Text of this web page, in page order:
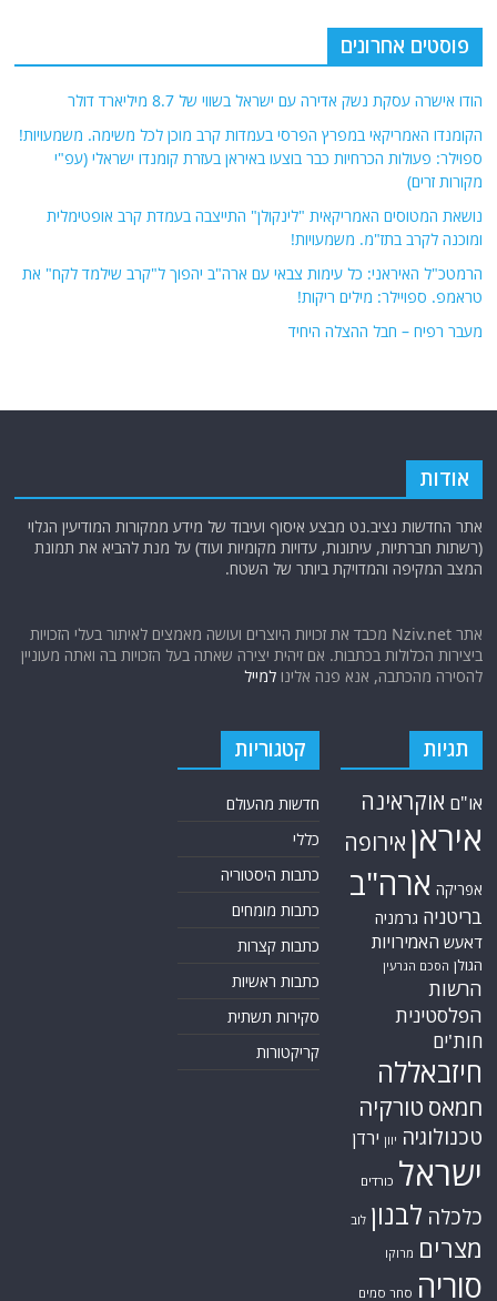
פוסטים אחרונים
הודו אישרה עסקת נשק אדירה עם ישראל בשווי של 8.7 מיליארד דולר
הקומנדו האמריקאי במפרץ הפרסי בעמדות קרב מוכן לכל משימה. משמעויות!
ספוילר: פעולות הכרחיות כבר בוצעו באיראן בעזרת קומנדו ישראלי (עפ"י
מקורות זרים)
נושאת המטוסים האמריקאית "לינקולן" התייצבה בעמדת קרב אופטימלית
ומוכנה לקרב בתז"מ. משמעויות!
הרמטכ"ל האיראני: כל עימות צבאי עם ארה"ב יהפוך ל"קרב שילמד לקח" את
טראמפ. ספויילר: מילים ריקות!
מעבר רפיח – חבל ההצלה היחיד
אודות
אתר החדשות נציב.נט מבצע איסוף ועיבוד של מידע ממקורות המודיעין הגלוי
(רשתות חברתיות, עיתונות, עדויות מקומיות ועוד) על מנת להביא את תמונת
המצב המקיפה והמדויקת ביותר של השטח.
אתר Nziv.net מכבד את זכויות היוצרים ועושה מאמצים לאיתור בעלי הזכויות
ביצירות הכלולות בכתבות. אם זיהית יצירה שאתה בעל הזכויות בה ואתה מעוניין
להסירה מהכתבה, אנא פנה אלינולמייל
תגיות
או"ם אוקראינה
איראן אירופה
אפריקה ארה"ב
בריטניה גרמניה
דאעש האמירויות
הגולן הסכם הגרעין
הרשות
הפלסטינית
חות'ים
חיזבאללה
חמאס טורקיה
טכנולוגיה יוון ירדן
ישראל כורדים
כלכלה לבנון לוב
מצרים מרוקו
סוריה סחר סמים
קטגוריות
חדשות מהעולם
כללי
כתבות היסטוריה
כתבות מומחים
כתבות קצרות
כתבות ראשיות
סקירות תשתית
קריקטורות